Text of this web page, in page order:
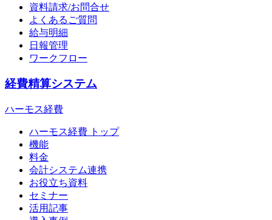
資料請求/お問合せ
よくあるご質問
給与明細
日報管理
ワークフロー
経費精算システム
ハーモス経費
ハーモス経費 トップ
機能
料金
会計システム連携
お役立ち資料
セミナー
活用記事